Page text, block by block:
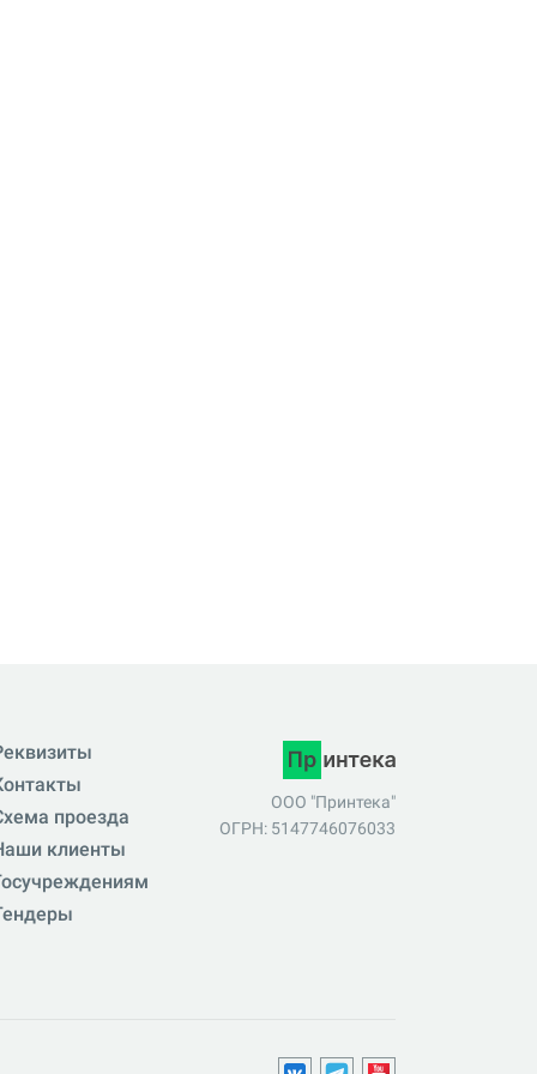
проезда
клиенты
ООО "Принтека"
ОГРН: 5147746076033